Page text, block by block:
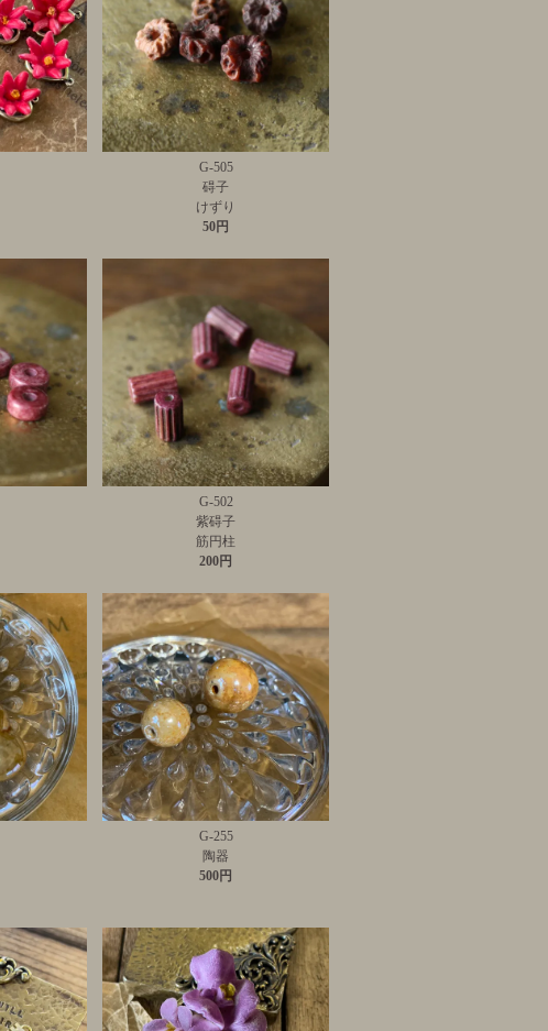
G-505
碍子
けずり
50円
G-502
紫碍子
筋円柱
200円
G-255
陶器
500円